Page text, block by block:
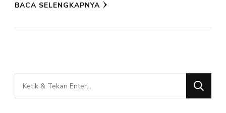
BACA SELENGKAPNYA
Mencari
Sesuatu?